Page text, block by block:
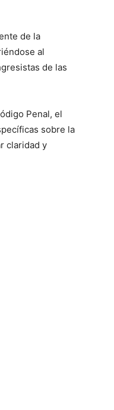
de la
al
de las
Penal, el
sobre la
claridad y